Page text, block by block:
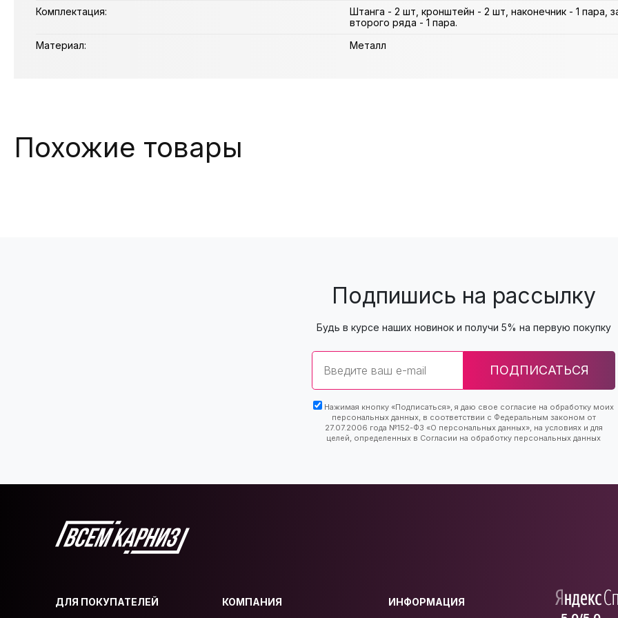
Комплектация:
Штанга - 2 шт, кронштейн - 2 шт, наконечник - 1 пара,
второго ряда - 1 пара.
Материал:
Металл
Похожие товары
Подпишись на рассылку
Будь в курсе наших новинок и получи 5% на первую покупку
Email
ПОДПИСАТЬСЯ
Нажимая кнопку «Подписаться», я даю свое согласие на обработку моих
персональных данных, в соответствии с Федеральным законом от
27.07.2006 года №152-ФЗ «О персональных данных», на условиях и для
целей, определенных в Согласии на обработку персональных данных
ДЛЯ ПОКУПАТЕЛЕЙ КОМПАНИЯ ИНФОРМАЦИЯ